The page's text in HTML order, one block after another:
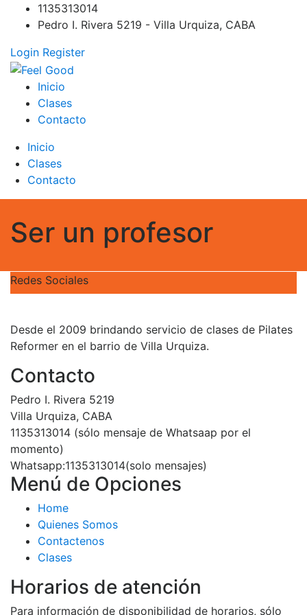
1135313014
Pedro I. Rivera 5219 - Villa Urquiza, CABA
Login Register
Feel Good
PILATES REFORMER – PILATES SPRINBOARD – PILATES
CIRCUITO – Clases Online
Inicio
Clases
Contacto
Inicio
Clases
Contacto
Ser un profesor
Redes Sociales
Desde el 2009 brindando servicio de clases de Pilates
Reformer en el barrio de Villa Urquiza.
Contacto
Pedro I. Rivera 5219
Villa Urquiza, CABA
1135313014 (sólo mensaje de Whatsaap por el
momento)
Whatsapp:1135313014(solo mensajes)
Menú de Opciones
Home
Quienes Somos
Contactenos
Clases
Horarios de atención
Para información de disponibilidad de horarios, sólo